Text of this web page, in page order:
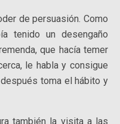
de persuasión. Como
tenido un desengaño
que hacía temer
le habla y consigue
toma el hábito y
también la visita a las